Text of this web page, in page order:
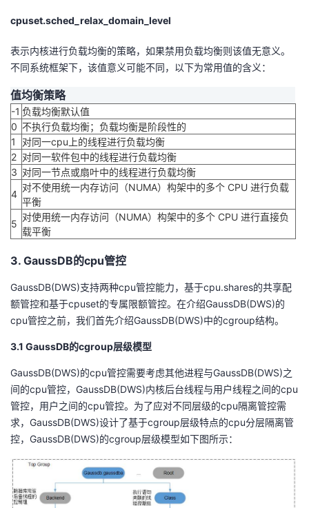
cpuset.sched_relax_domain_level
表示内核进行负载均衡的策略，如果禁用负载均衡则该值无意义。
不同系统框架下，该值意义可能不同，以下为常用值的含义：
值均衡策略
-1 负载均衡默认值
0 不执行负载均衡；负载均衡是阶段性的
1
对同一cpu上的线程进行负载均衡
2 对同一软件包中的线程进行负载均衡
3 对同一节点或扇叶中的线程进行负载均衡
4
对不使用统一内存访问（NUMA）构架中的多个 CPU 进行负载
平衡
5
对使用统一内存访问（NUMA）构架中的多个 CPU 进行直接负
载平衡
3. GaussDB的cpu管控
GaussDB(DWS)支持两种cpu管控能力，基于cpu.shares的共享配
额管控和基于cpuset的专属限额管控。在介绍GaussDB(DWS)的
cpu管控之前，我们首先介绍GaussDB(DWS)中的cgroup结构。
3.1 GaussDB的cgroup层级模型
GaussDB(DWS)的cpu管控需要考虑其他进程与GaussDB(DWS)之
间的cpu管控，GaussDB(DWS)内核后台线程与用户线程之间的cpu
管控，用户之间的cpu管控。为了应对不同层级的cpu隔离管控需
求，GaussDB(DWS)设计了基于cgroup层级特点的cpu分层隔离管
控，GaussDB(DWS)的cgroup层级模型如下图所示：